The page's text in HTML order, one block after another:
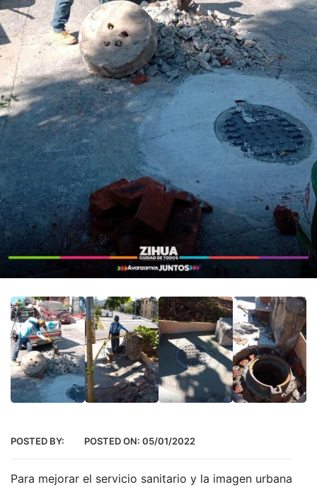
POSTED BY: POSTED ON: 05/01/2022
Para mejorar el servicio sanitario y la imagen urbana